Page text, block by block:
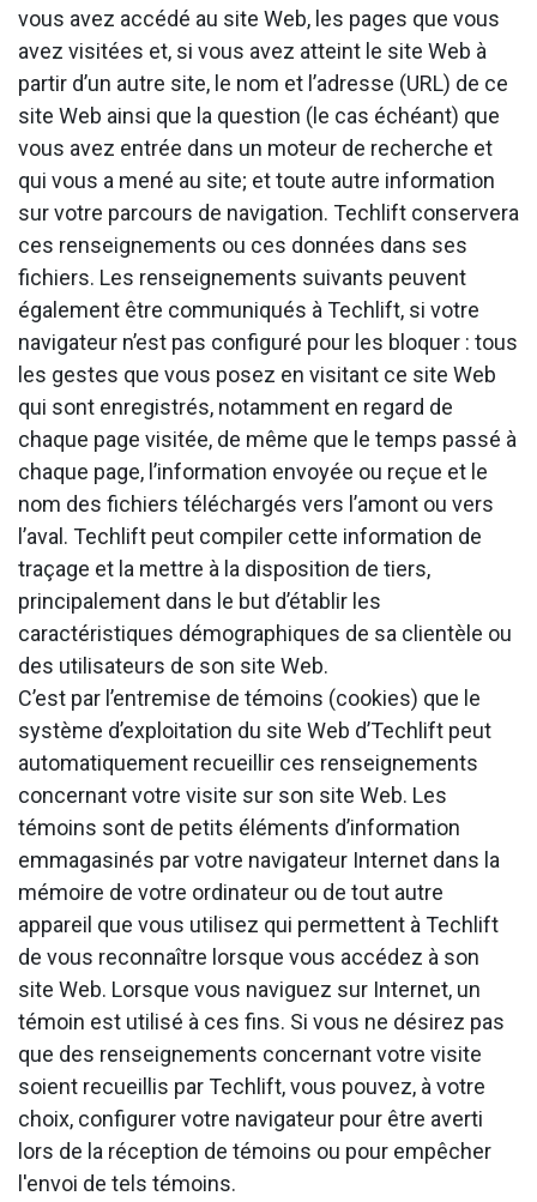
vous avez accédé au site Web, les pages que vous
avez visitées et, si vous avez atteint le site Web à
partir d’un autre site, le nom et l’adresse (URL) de ce
site Web ainsi que la question (le cas échéant) que
vous avez entrée dans un moteur de recherche et
qui vous a mené au site; et toute autre information
sur votre parcours de navigation. Techlift conservera
ces renseignements ou ces données dans ses
fichiers. Les renseignements suivants peuvent
également être communiqués à Techlift, si votre
navigateur n’est pas configuré pour les bloquer : tous
les gestes que vous posez en visitant ce site Web
qui sont enregistrés, notamment en regard de
chaque page visitée, de même que le temps passé à
chaque page, l’information envoyée ou reçue et le
nom des fichiers téléchargés vers l’amont ou vers
l’aval. Techlift peut compiler cette information de
traçage et la mettre à la disposition de tiers,
principalement dans le but d’établir les
caractéristiques démographiques de sa clientèle ou
des utilisateurs de son site Web.
C’est par l’entremise de témoins (cookies) que le
système d’exploitation du site Web d’Techlift peut
automatiquement recueillir ces renseignements
concernant votre visite sur son site Web. Les
témoins sont de petits éléments d’information
emmagasinés par votre navigateur Internet dans la
mémoire de votre ordinateur ou de tout autre
appareil que vous utilisez qui permettent à Techlift
de vous reconnaître lorsque vous accédez à son
site Web. Lorsque vous naviguez sur Internet, un
témoin est utilisé à ces fins. Si vous ne désirez pas
que des renseignements concernant votre visite
soient recueillis par Techlift, vous pouvez, à votre
choix, configurer votre navigateur pour être averti
lors de la réception de témoins ou pour empêcher
l'envoi de tels témoins.